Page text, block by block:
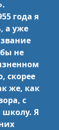
года я
а уже
не
скорее
же, как
с
Я